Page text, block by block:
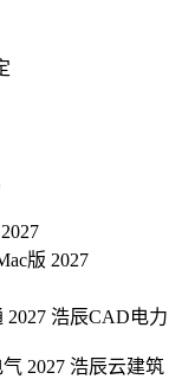
版 2027
2027 浩辰CAD电力
2027 浩辰云建筑